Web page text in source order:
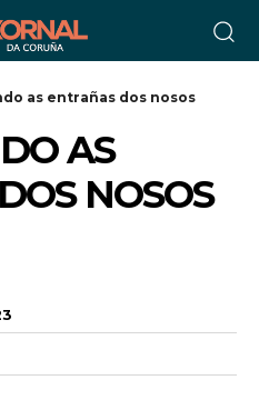
as entrañas dos nosos
AS
NOSOS